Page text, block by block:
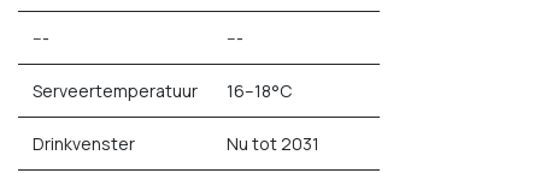
--- ---
Serveertemperatuur 16–18°C
Drinkvenster Nu tot 2031